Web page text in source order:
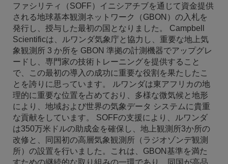
ファシリティ（SOFF）イニシアチブを通じて資金提供
される地球基本観測ネットワーク（GBON）の入札を
発行し、授与した最初の国となりました。 Campbell
Scientificは、ルワンダ気象庁と協力し、重要な地上気
象観測所 3 か所を GBON 準拠の計測機器でアップグレ
ードし、専門家の技術トレーニングを提供すること
で、この最初の導入の成功に重要な役割を果たしたこ
とを誇りに思っています。 ルワンダは東アフリカの地
理的に重要な位置を占めており、多様な微気候と地形
により、地域および世界の気象データ システムに貴重
な貢献をしています。 SOFFの支援により、ルワンダ
は350万米ドルの助成金を確保し、地上観測所3か所の
改修と、同国初の高層気象観測所（ラジオゾンデ観測
所）の設置を行いました。これは、GBON基準を満た
すための継続的な取り組みの一環であり、同国が高品